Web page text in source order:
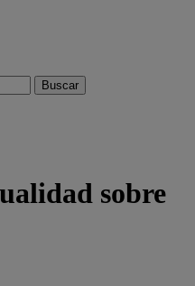
sobre